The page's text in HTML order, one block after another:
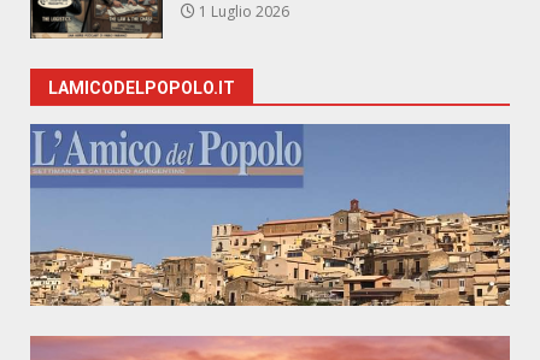
1 Luglio 2026
LAMICODELPOPOLO.IT